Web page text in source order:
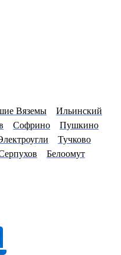
Вяземы
Ильинский
Софрино
Пушкино
Тучково
Белоомут